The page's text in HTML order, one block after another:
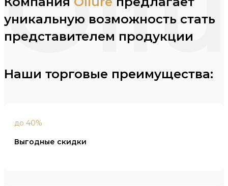
уникальную возможность стать
представителем продукции
Наши торговые преимущества:
до 40%
Выгодные скидки